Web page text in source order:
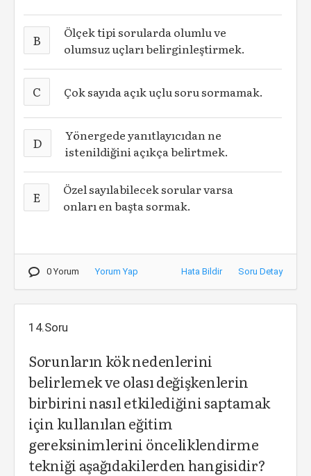
B
Ölçek tipi sorularda olumlu ve
olumsuz uçları belirginleştirmek.
C Çok sayıda açık uçlu soru sormamak.
D
Yönergede yanıtlayıcıdan ne
istenildiğini açıkça belirtmek.
E
Özel sayılabilecek sorular varsa
onları en başta sormak.
0 Yorum Yorum Yap Hata Bildir Soru Detay
14.Soru
Sorunların kök nedenlerini
belirlemek ve olası değişkenlerin
birbirini nasıl etkilediğini saptamak
için kullanılan eğitim
gereksinimlerini önceliklendirme
tekniği aşağıdakilerden hangisidir?